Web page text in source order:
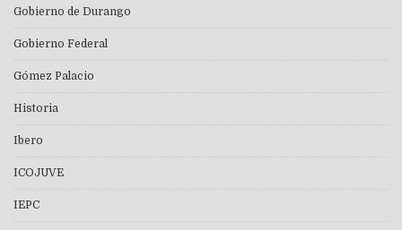
Gobierno de Durango
Gobierno Federal
Gómez Palacio
Historia
Ibero
ICOJUVE
IEPC